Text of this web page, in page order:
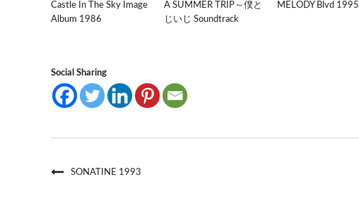
Castle In The Sky Image
Album 1986
A SUMMER TRIP～僕と
じいじ Soundtrack
MELODY Blvd 1995
Social Sharing
SONATINE 1993